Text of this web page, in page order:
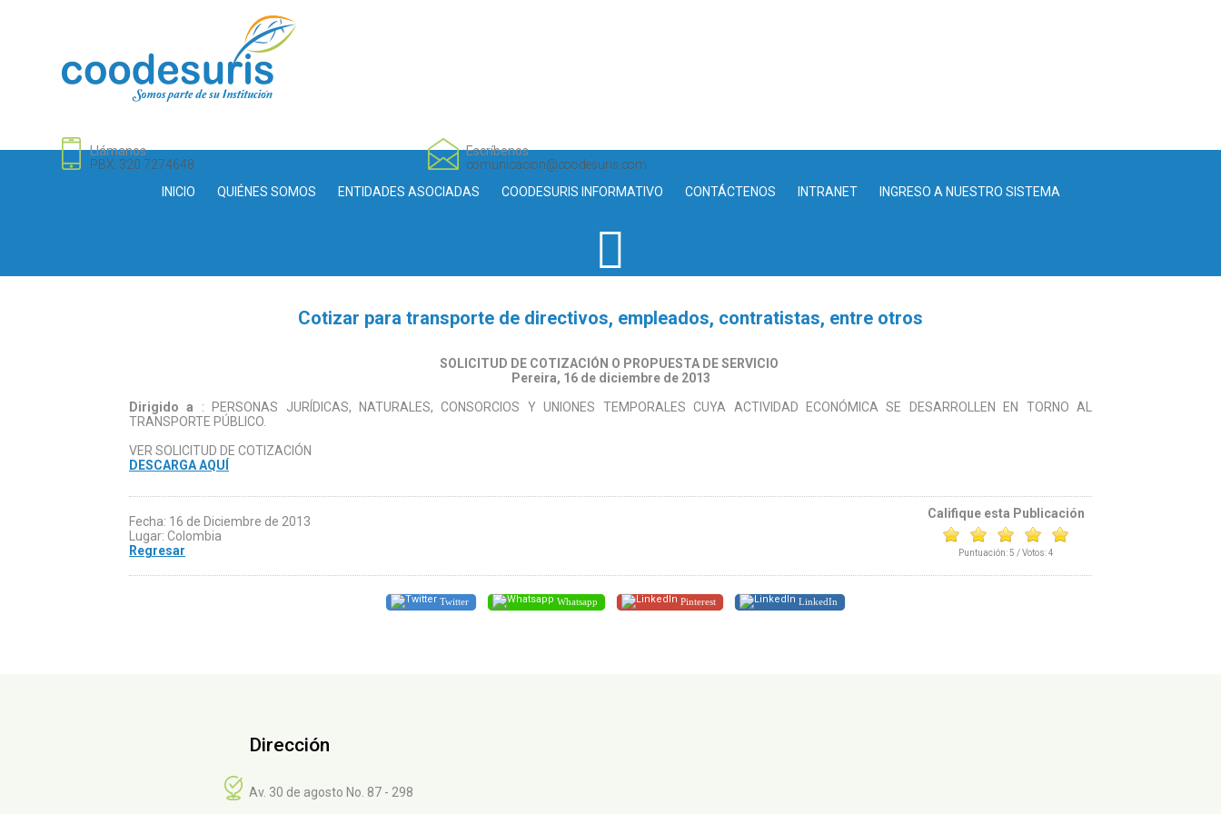
Llámanos
PBX: 320 7274648
Escríbenos
comunicacion@coodesuris.com
INICIO
QUIÉNES SOMOS ENTIDADES ASOCIADAS COODESURIS INFORMATIVO CONTÁCTENOS INTRANET INGRESO A NUESTRO SISTEMA
Cotizar para transporte de directivos, empleados, contratistas, entre otros
SOLICITUD DE COTIZACIÓN O PROPUESTA DE SERVICIO
Pereira, 16 de diciembre de 2013
Dirigido a : PERSONAS JURÍDICAS, NATURALES, CONSORCIOS Y UNIONES TEMPORALES CUYA ACTIVIDAD ECONÓMICA SE DESARROLLEN EN TORNO AL
TRANSPORTE PÚBLICO.
VER SOLICITUD DE COTIZACIÓN
DESCARGA AQUÍ
Fecha: 16 de Diciembre de 2013
Lugar: Colombia
Regresar
Califique esta Publicación
Puntuación:5 / Votos:4
Twitter Whatsapp Pinterest LinkedIn
Dirección
Av. 30 de agosto No. 87 - 298